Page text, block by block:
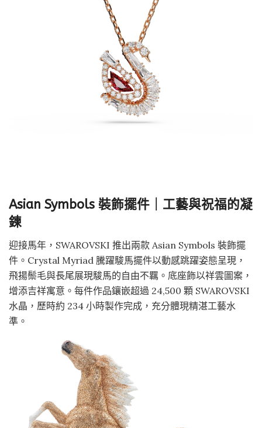
Asian Symbols 裝飾擺件｜工藝與祝福的凝
鍊
迎接馬年，SWAROVSKI 推出兩款 Asian Symbols 裝飾擺
件。Crystal Myriad 騰躍駿馬擺件以動感跳躍姿態呈現，
飛揚鬃毛與長尾展現駿馬的自由不羈。底座飾以祥雲圖案，
增添吉祥寓意。每件作品鑲嵌超過 24,500 顆 SWAROVSKI
水晶，歷時約 234 小時製作完成，充分體現精湛工藝水
準。